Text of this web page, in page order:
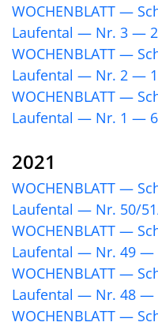
WOCHENBLATT —
Laufental — Nr. 3 —
WOCHENBLATT —
Laufental — Nr. 2 —
WOCHENBLATT —
Laufental — Nr. 1 —
2021
WOCHENBLATT —
Laufental — Nr. 50/
WOCHENBLATT —
Laufental — Nr. 49 —
WOCHENBLATT —
Laufental — Nr. 48 —
WOCHENBLATT —